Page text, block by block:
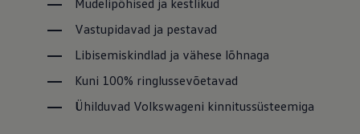
Vastupidavad ja pestavad
Libisemiskindlad ja vähese lõhnaga
Kuni 100% ringlussevõetavad
Ühilduvad Volkswageni kinnitussüsteemiga